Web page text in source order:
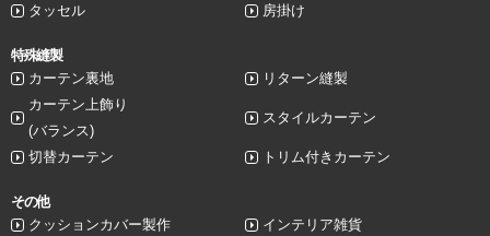
タッセル
房掛け
特殊縫製
カーテン裏地
リターン縫製
カーテン上飾り
(バランス)
スタイルカーテン
切替カーテン トリム付きカーテン
その他
クッションカバー製作
インテリア雑貨